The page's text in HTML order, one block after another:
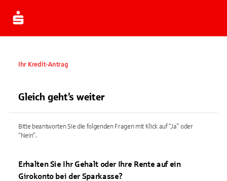
Ihr Kredit-Antrag
Gleich geht’s weiter
Bitte beantworten Sie die folgenden Fragen mit Klick auf “Ja” oder
“Nein”.
Erhalten Sie Ihr Gehalt oder Ihre Rente auf ein
Girokonto bei der Sparkasse?